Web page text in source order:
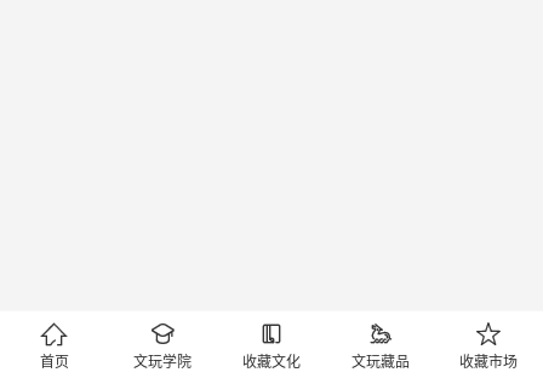

首页

文玩学院

收藏文化

文玩藏品

收藏市场